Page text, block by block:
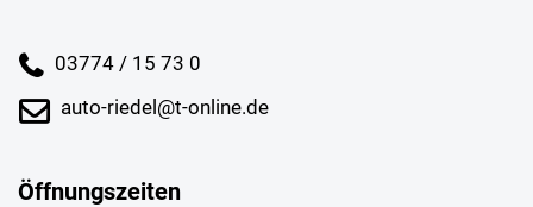
03774 / 15 73 0
auto-riedel@t-online.de
Öffnungszeiten